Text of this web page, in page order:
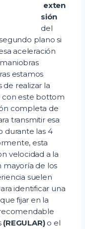
exten
sión
del
plano si
aceleración
estamos
realizar la
con este bottom
completa de
transmitir esa
durante las 4
esta
velocidad a la
mayoría de los
suelen
identificar una
fijar en la
(REGULAR)o el